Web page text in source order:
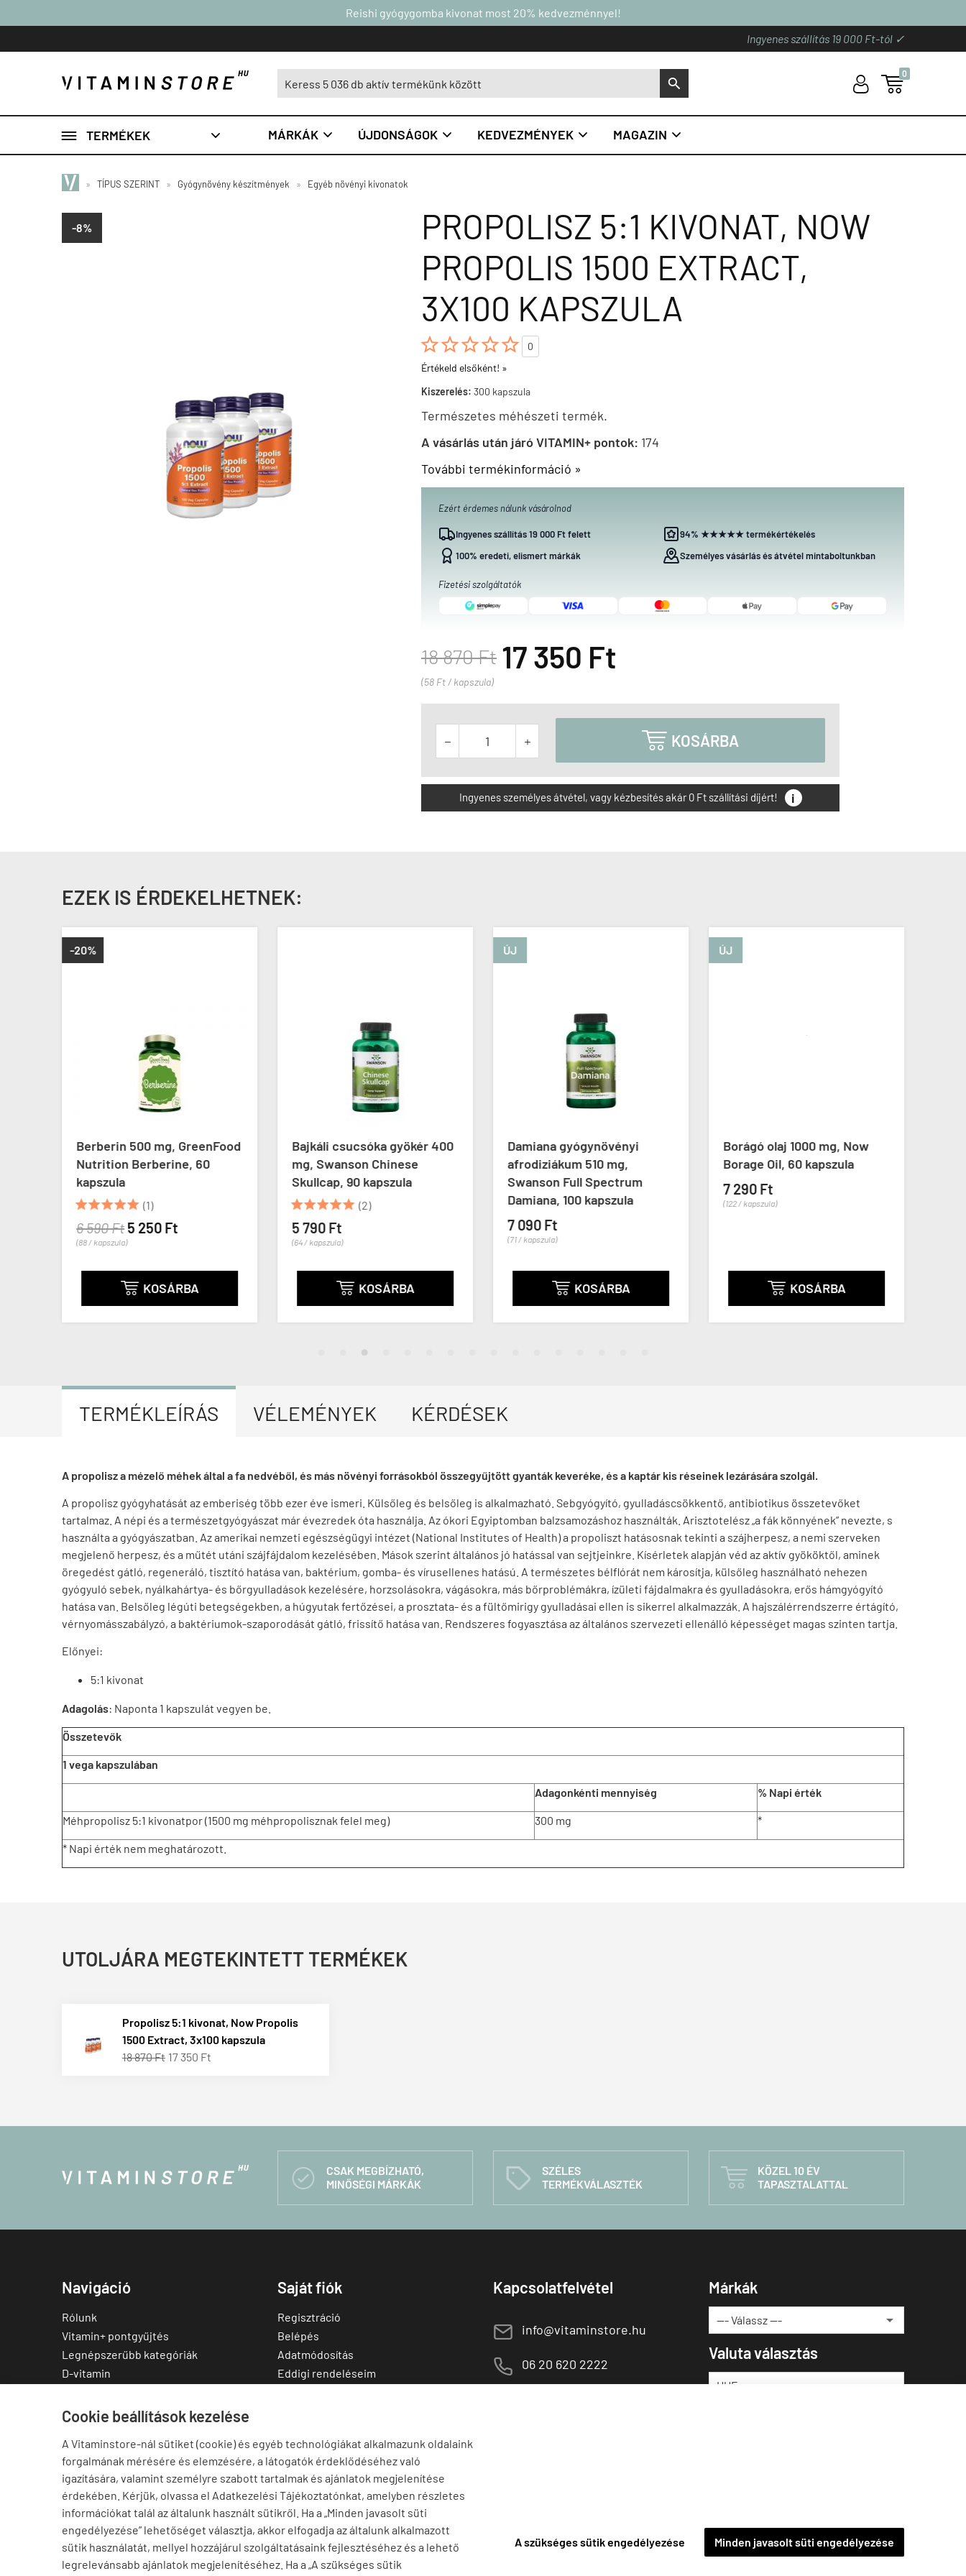
Cookie beállítások kezelése
A Vitaminstore-nál sütiket (cookie) és egyéb technológiákat alkalmazunk oldalaink
forgalmának mérésére és elemzésére, a látogatók érdeklődéséhez való
igazítására, valamint személyre szabott tartalmak és ajánlatok megjelenítése
érdekében. Kérjük, olvassa el Adatkezelési Tájékoztatónkat, amelyben részletes
információkat talál az általunk használt sütikről. Ha a „Minden javasolt süti
engedélyezése” lehetőséget választja, akkor elfogadja az általunk alkalmazott
sütik használatát, mellyel hozzájárul szolgáltatásaink fejlesztéséhez és a lehető
legrelevánsabb ajánlatok megjelenítéséhez. Ha a „A szükséges sütik
A szükséges sütik engedélyezése Minden javasolt süti engedélyezése
Reishi gyógygomba kivonat most 20% kedvezménnyel!
Ingyenes szállítás 19 000 Ft-tól ✓
S U 
0
 TERMÉKEK  MÁRKÁK  ÚJDONSÁGOK  KEDVEZMÉNYEK  MAGAZIN 
» TÍPUS SZERINT » Gyógynövény készítmények » Egyéb növényi kivonatok
-8%
PROPOLISZ 5:1 KIVONAT, NOW
PROPOLIS 1500 EXTRACT,
3X100 KAPSZULA

0
Értékeld elsőként! »
Kiszerelés: 300 kapszula
Természetes méhészeti termék.
A vásárlás után járó VITAMIN+ pontok: 174
További termékinformáció »
Ezért érdemes nálunk vásárolnod
Ingyenes szállítás 19 000 Ft felett
94% ★★★★★ termékértékelés
100% eredeti, elismert márkák
Személyes vásárlás és átvétel mintaboltunkban
Fizetési szolgáltatók
18 870 Ft 17 350 Ft
(58 Ft / kapszula)
   KOSÁRBA
Ingyenes személyes átvétel, vagy kézbesítés akár 0 Ft szállítási díjért! i
EZEK IS ÉRDEKELHETNEK:
-20%
Berberin 500 mg, GreenFood
Nutrition Berberine, 60
kapszula
 (1)
6 590 Ft 5 250 Ft
(88 / kapszula)
 KOSÁRBA
Bajkáli csucsóka gyökér 400
mg, Swanson Chinese
Skullcap, 90 kapszula
 (2)
5 790 Ft
(64 / kapszula)
 KOSÁRBA
ÚJ
Damiana gyógynövényi
afrodiziákum 510 mg,
Swanson Full Spectrum
Damiana, 100 kapszula
7 090 Ft
(71 / kapszula)
 KOSÁRBA
ÚJ
Borágó olaj 1000 mg, Now
Borage Oil, 60 kapszula
7 290 Ft
(122 / kapszula)
 KOSÁRBA
TERMÉKLEÍRÁS VÉLEMÉNYEK KÉRDÉSEK
A propolisz a mézelő méhek által a fa nedvéből, és más növényi forrásokból összegyűjtött gyanták keveréke, és a kaptár kis réseinek lezárására szolgál.
A propolisz gyógyhatását az emberiség több ezer éve ismeri. Külsőleg és belsőleg is alkalmazható. Sebgyógyító, gyulladáscsökkentő, antibiotikus összetevőket
tartalmaz. A népi és a természetgyógyászat már évezredek óta használja. Az ókori Egyiptomban balzsamozáshoz használták. Arisztotelész „a fák könnyének” nevezte, s
használta a gyógyászatban. Az amerikai nemzeti egészségügyi intézet (National Institutes of Health) a propoliszt hatásosnak tekinti a szájherpesz, a nemi szerveken
megjelenő herpesz, és a műtét utáni szájfájdalom kezelésében. Mások szerint általános jó hatással van sejtjeinkre. Kísérletek alapján véd az aktív gyököktől, aminek
öregedést gátló, regeneráló, tisztító hatása van, baktérium, gomba- és vírusellenes hatású. A természetes bélflórát nem károsítja, külsőleg használható nehezen
gyógyuló sebek, nyálkahártya- és bőrgyulladások kezelésére, horzsolásokra, vágásokra, más bőrproblémákra, ízületi fájdalmakra és gyulladásokra, erős hámgyógyító
hatása van. Belsőleg légúti betegségekben, a húgyutak fertőzései, a prosztata- és a fültőmirigy gyulladásai ellen is sikerrel alkalmazzák. A hajszálérrendszerre értágító,
vérnyomásszabályzó, a baktériumok-szaporodását gátló, frissítő hatása van. Rendszeres fogyasztása az általános szervezeti ellenálló képességet magas szinten tartja.
Előnyei:
5:1 kivonat
Adagolás: Naponta 1 kapszulát vegyen be.
Összetevők
1 vega kapszulában
Adagonkénti mennyiség % Napi érték
Méhpropolisz 5:1 kivonatpor (1500 mg méhpropolisznak felel meg) 300 mg *
* Napi érték nem meghatározott.
UTOLJÁRA MEGTEKINTETT TERMÉKEK
Propolisz 5:1 kivonat, Now Propolis
1500 Extract, 3x100 kapszula
18 870 Ft 17 350 Ft

CSAK MEGBÍZHATÓ,
MINŐSÉGI MÁRKÁK
C
SZÉLES
TERMÉKVÁLASZTÉK

KÖZEL 10 ÉV
TAPASZTALATTAL
Navigáció
Rólunk
Vitamin+ pontgyűjtés
Legnépszerűbb kategóriák
D-vitamin
Multivitamin
Cink
Omega-3
Ashwagandha
Elállás a szerződéstől
Saját fiók
Regisztráció
Belépés
Adatmódosítás
Eddigi rendeléseim
Kapcsolatfelvétel
E info@vitaminstore.hu
M 06 20 620 2222
Márkák
Valuta választás